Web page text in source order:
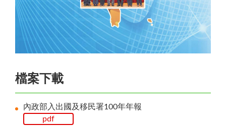
檔案下載
內政部入出國及移民署100年年報
pdf